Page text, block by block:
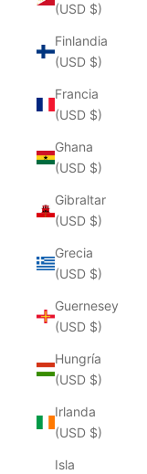
(USD $)
Finlandia
(USD $)
Francia
(USD $)
Ghana
(USD $)
Gibraltar
(USD $)
Grecia
(USD $)
Guernesey
(USD $)
Hungría
(USD $)
Irlanda
(USD $)
Isla